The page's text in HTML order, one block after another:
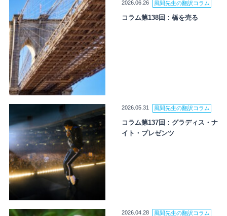
2026.06.26 風間先生の翻訳コラム
コラム第138回：橋を売る
2026.05.31 風間先生の翻訳コラム
コラム第137回：グラディス・ナ
イト・プレゼンツ
2026.04.28 風間先生の翻訳コラム